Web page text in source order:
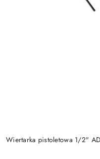
Wiertarka pistoletowa 1/2"